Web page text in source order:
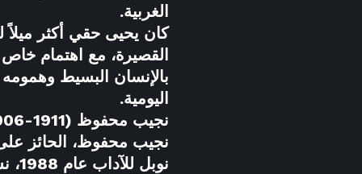
الغربية.
كان يحيى حقي أكثر ميلاً
القصيرة، مع اهتمام خاص
بالإنسان البسيط وهمومه
اليومية.
نجيب محفوظ (1911-2006):
نجيب محفوظ، الحائز
نوبل